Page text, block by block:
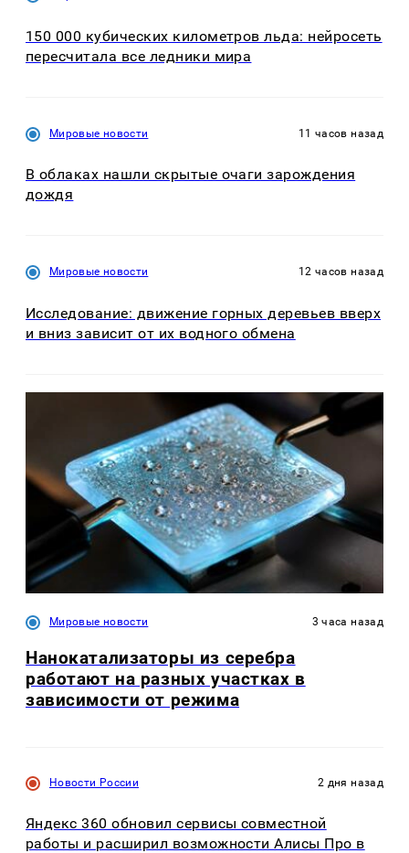
150 000 кубических километров льда: нейросеть
пересчитала все ледники мира
Мировые новости 11 часов назад
В облаках нашли скрытые очаги зарождения
дождя
Мировые новости 12 часов назад
Исследование: движение горных деревьев вверх
и вниз зависит от их водного обмена
Мировые новости 3 часа назад
Нанокатализаторы из серебра
работают на разных участках в
зависимости от режима
Новости России 2 дня назад
Яндекс 360 обновил сервисы совместной
работы и расширил возможности Алисы Про в